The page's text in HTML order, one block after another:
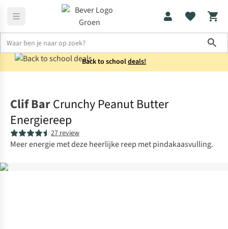
Back to schooldeals!
Clif BarCrunchy Peanut Butter
Energiereep
27 review
Meer energie met deze heerlijke reep met pindakaasvulling.